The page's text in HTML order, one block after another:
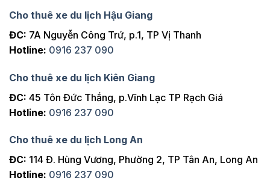
Cho thuê xe du lịch Hậu Giang
ĐC: 7A Nguyễn Công Trứ, p.1, TP Vị Thanh
Hotline: 0916 237 090
Cho thuê xe du lịch Kiên Giang
ĐC: 45 Tôn Đức Thắng, p.Vĩnh Lạc TP Rạch Giá
Hotline: 0916 237 090
Cho thuê xe du lịch Long An
ĐC: 114 Đ. Hùng Vương, Phường 2, TP Tân An, Long An
Hotline: 0916 237 090